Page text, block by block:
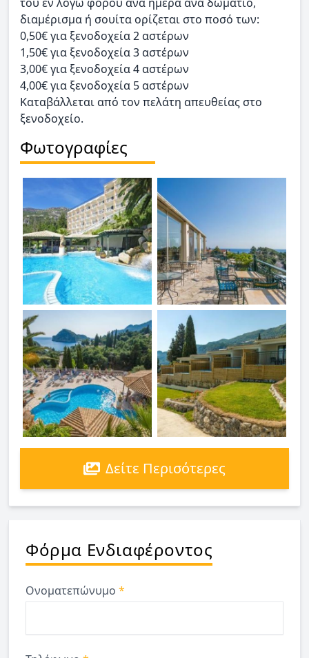
διαμέρισμα ή σουίτα ορίζεται στο ποσό των:
0,50€ για ξενοδοχεία 2 αστέρων
1,50€ για ξενοδοχεία 3 αστέρων
3,00€ για ξενοδοχεία 4 αστέρων
4,00€ για ξενοδοχεία 5 αστέρων
Καταβάλλεται από τον πελάτη απευθείας στο
ξενοδοχείο.
Φωτογραφίες
Δείτε Περισότερες
Φόρμα Ενδιαφέροντος
Ονοματεπώνυμο *